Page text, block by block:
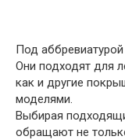
Под
Они подходят для
как и другие
моделями.
Выбирая
обращают не